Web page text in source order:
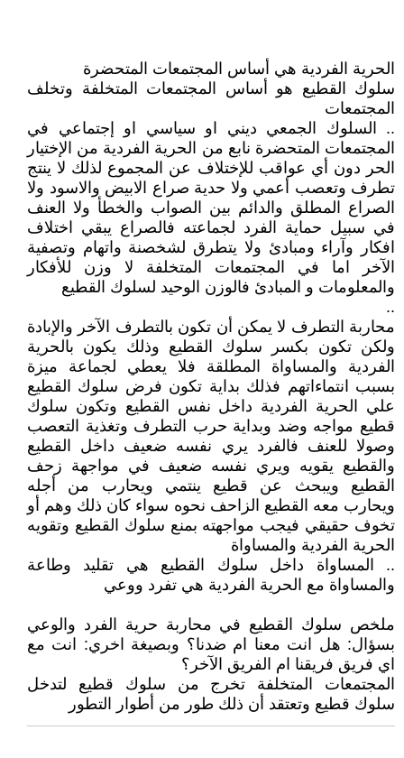
الحرية الفردية هي أساس المجتمعات المتحضرة
سلوك القطيع هو أساس المجتمعات المتخلفة وتخلف
المجتمعات
.. السلوك الجمعي ديني او سياسي او إجتماعي في
المجتمعات المتحضرة نابع من الحرية الفردية من الإختيار
الحر دون أي عواقب للإختلاف عن المجموع لذلك لا ينتج
تطرف وتعصب أعمي ولا حدية صراع الابيض والاسود ولا
الصراع المطلق والدائم بين الصواب والخطأ ولا العنف
في سبيل حماية الفرد لجماعته فالصراع يبقي اختلاف
افكار وآراء ومبادئ ولا يتطرق لشخصنة واتهام وتصفية
الآخر اما في المجتمعات المتخلفة لا وزن للأفكار
والمعلومات و المبادئ فالوزن الوحيد لسلوك القطيع
..
محاربة التطرف لا يمكن أن تكون بالتطرف الآخر والإبادة
ولكن تكون بكسر سلوك القطيع وذلك يكون بالحرية
الفردية والمساواة المطلقة فلا يعطي لجماعة ميزة
بسبب انتماءاتهم فذلك بداية تكون فرض سلوك القطيع
علي الحرية الفردية داخل نفس القطيع وتكون سلوك
قطيع مواجه وضد وبداية حرب التطرف وتغذية التعصب
وصولا للعنف فالفرد يري نفسه ضعيف داخل القطيع
والقطيع يقويه ويري نفسه ضعيف في مواجهة زحف
القطيع ويبحث عن قطيع ينتمي ويحارب من أجله
ويحارب معه القطيع الزاحف نحوه سواء كان ذلك وهم أو
تخوف حقيقي فيجب مواجهته بمنع سلوك القطيع وتقويه
الحرية الفردية والمساواة
.. المساواة داخل سلوك القطيع هي تقليد وطاعة
والمساواة مع الحرية الفردية هي تفرد ووعي
ملخص سلوك القطيع في محاربة حرية الفرد والوعي
بسؤال: هل انت معنا ام ضدنا؟ وبصيغة اخري: انت مع
اي فريق فريقنا ام الفريق الآخر؟
المجتمعات المتخلفة تخرج من سلوك قطيع لتدخل
سلوك قطيع وتعتقد أن ذلك طور من أطوار التطور